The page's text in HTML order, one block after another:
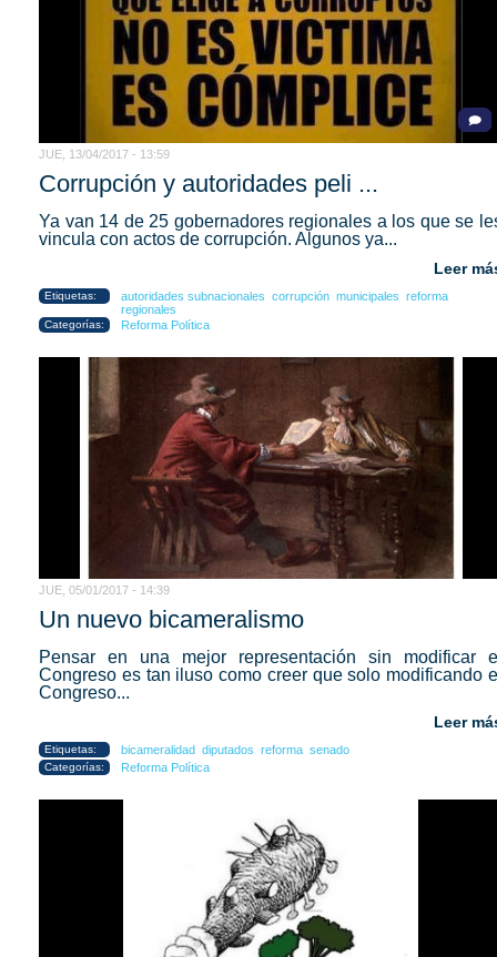
JUE, 13/04/2017 - 13:59
Corrupción y autoridades peli ...
Ya van 14 de 25 gobernadores regionales a los que se
vincula con actos de corrupción. Algunos ya...
Leer
Etiquetas: autoridades subnacionales corrupción municipales reforma
regionales
Categorías: Reforma Política
JUE, 05/01/2017 - 14:39
Un nuevo bicameralismo
Pensar en una mejor representación sin modificar
Congreso es tan iluso como creer que solo modificando
Congreso...
Leer
Etiquetas: bicameralidad diputados reforma senado
Categorías: Reforma Política